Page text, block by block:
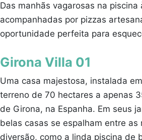
Das manhãs vagarosas na
acompanhadas por pizzas
oportunidade perfeita para
Girona Villa 01
Uma casa majestosa, instalada
terreno de 70 hectares a apenas
de Girona, na Espanha. Em seus
belas casas se espalham entre as
diversão, como a linda piscina de